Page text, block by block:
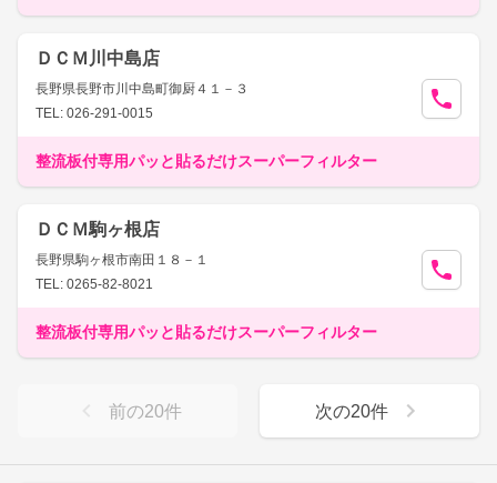
ＤＣＭ川中島店
長野県長野市川中島町御厨４１－３
TEL: 026-291-0015
整流板付専用パッと貼るだけスーパーフィルター
ＤＣＭ駒ヶ根店
長野県駒ヶ根市南田１８－１
TEL: 0265-82-8021
整流板付専用パッと貼るだけスーパーフィルター
前の20件 次の20件